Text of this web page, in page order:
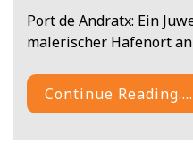
Port de Andratx: Ein
malerischer Hafenort
Continue Reading....